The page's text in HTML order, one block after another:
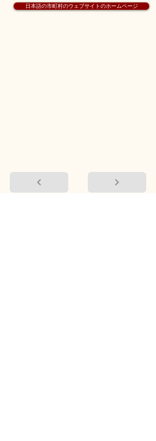
日本語の市町村のウェブサイトのホームページ